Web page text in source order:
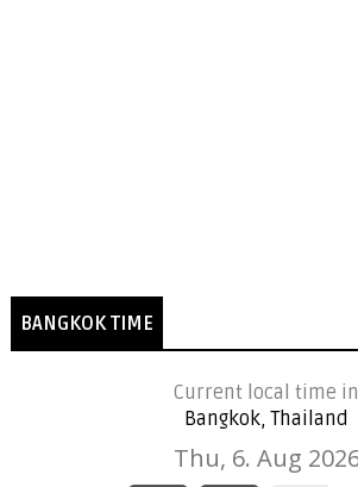
BANGKOK TIME
Current local time in
Bangkok, Thailand